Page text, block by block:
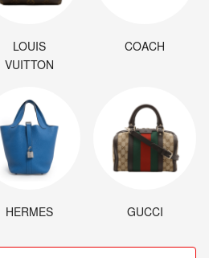
LOUIS
VUITTON
COACH
HERMES GUCCI